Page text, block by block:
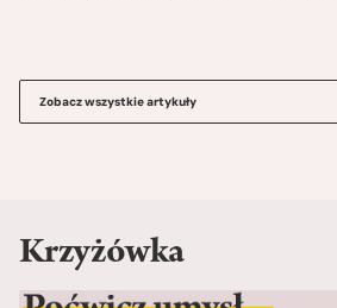
Zobacz wszystkie artykuły
Krzyżówka